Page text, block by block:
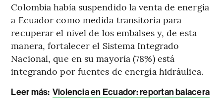
Colombia había suspendido la venta de energía
a Ecuador como medida transitoria para
recuperar el nivel de los embalses y, de esta
manera, fortalecer el Sistema Integrado
Nacional, que en su mayoría (78%) está
integrando por fuentes de energía hidráulica.
Leer más: Violencia en Ecuador: reportan balacera